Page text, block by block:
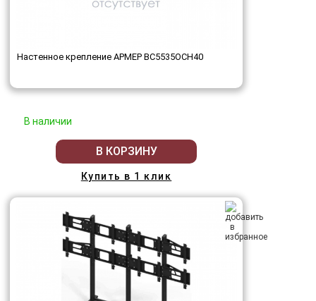
Настенное крепление АРМЕР ВС5535ОСН40
В наличии
В КОРЗИНУ
Купить в 1 клик